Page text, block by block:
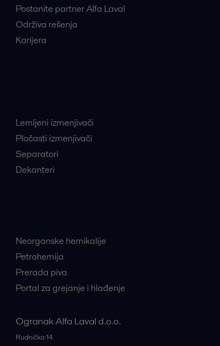
Postanite partner Alfa Laval
Održiva rešenja
Karijera
Lemljeni izmenjivači
Pločasti izmenjivači
Separatori
Dekanteri
Neorganske hemikalije
Petrohemija
Prerada piva
Portal za grejanje i hlađenje
Ogranak Alfa Laval d.o.o.
Rudnička 14